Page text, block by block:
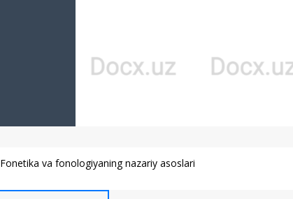
Fonetika va fonologiyaning nazariy asoslari